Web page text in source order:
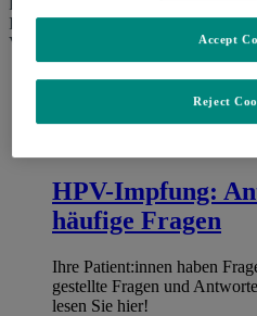
Patient:innen zur Hand? Oder Sie
Impfstoffentwicklung erfahren?
VaccineCare genau richtig!
HPV-Impfung:
häufige Fragen
Ihre Patient:innen haben
gestellte Fragen und
lesen Sie hier!
Reject
Accept